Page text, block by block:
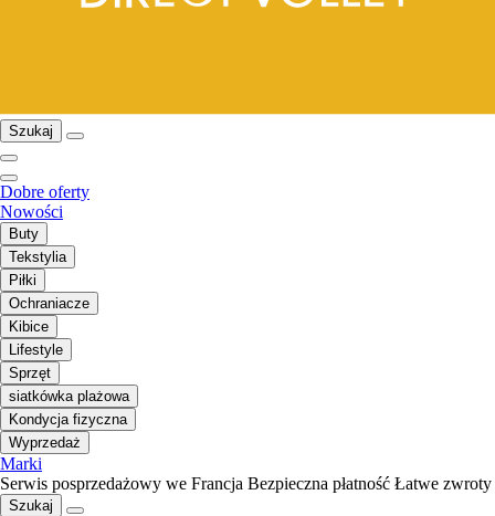
Szukaj
Dobre oferty
Nowości
Buty
Tekstylia
Piłki
Ochraniacze
Kibice
Lifestyle
Sprzęt
siatkówka plażowa
Kondycja fizyczna
Wyprzedaż
Marki
Serwis posprzedażowy we Francja Bezpieczna płatność Łatwe zwroty
Szukaj